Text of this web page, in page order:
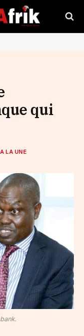
qui
A LA UNE